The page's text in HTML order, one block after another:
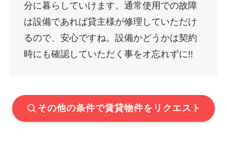
分に暮らしていけます。通常使用での故障
は設備であれば貸主様が修理していただけ
るので、安心ですね。設備かどうかは契約
時にも確認していただく事をオ忘れずに!!
その他の条件で賃貸物件をリクエスト